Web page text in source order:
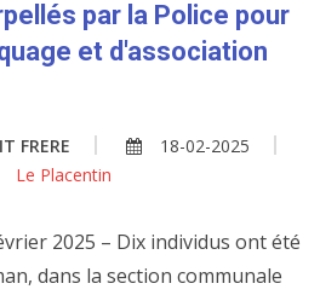
par la Police pour
et d'association
FRERE
18-02-2025
Le Placentin
2025 – Dix individus ont été
dans la section communale